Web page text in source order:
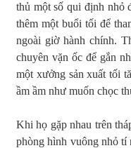
thủ một số qui định nhỏ
thêm một buổi tối để
ngoài giờ hành chính.
chuyên vặn ốc để gắn
một xưởng sản xuất tối
ầm ầm như muốn chọc
Khi họ gặp nhau trên
phòng hình vuông nhỏ tí